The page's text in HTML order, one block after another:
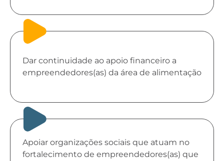
Dar continuidade ao apoio financeiro a
empreendedores(as) da área de alimentação
Apoiar organizações sociais que atuam no
fortalecimento de empreendedores(as) que